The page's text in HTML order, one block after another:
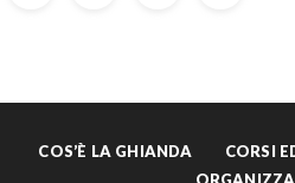
COS’È LA GHIANDA CORSI